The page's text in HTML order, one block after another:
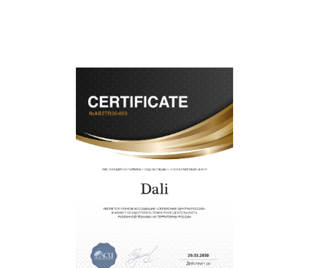
современное оборудование и
лицензированное ПО в ремонтно-
диагностических мастерских;
собственный склад комплектующих, что
позволяет сократить сроки
восстановительных работ;
услуги курьера для владельцев
крупногабаритной техники, которые
обеспечат доставку устройств в сервис в
полной сохранности и бесплатно.
положительные отзывы и обрели отличную
репутацию. Мы постоянно совершенствуемся и